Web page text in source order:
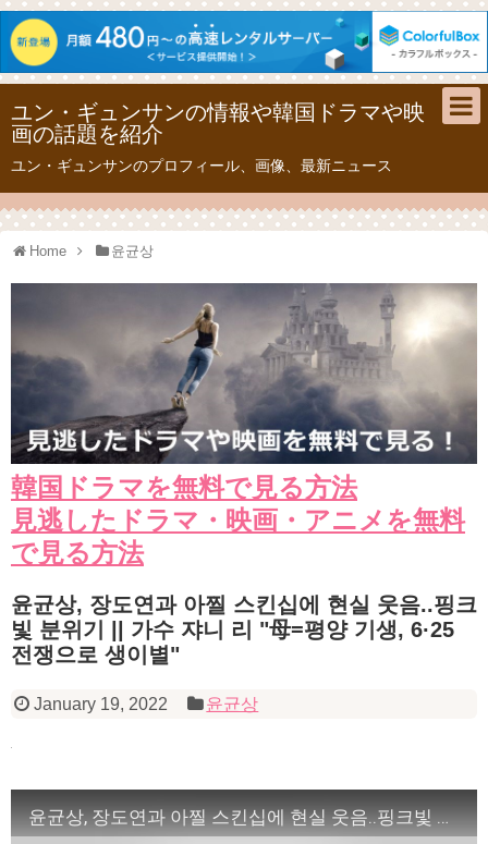
ユン・ギュンサンの情報や韓国ドラマや映
画の話題を紹介
ユン・ギュンサンのプロフィール、画像、最新ニュース
Home 윤균상
韓国ドラマを無料で見る方法
見逃したドラマ・映画・アニメを無料
で見る方法
윤균상, 장도연과 아찔 스킨십에 현실 웃음..핑크
빛 분위기 || 가수 쟈니 리 "母=평양 기생, 6·25
전쟁으로 생이별"
January 19, 2022 윤균상
윤균상, 장도연과 아찔 스킨십에 현실 웃음..핑크빛 분위기 || 가수 쟈니 리 "母=평양 기생, 6·25 전쟁으로 생이별"